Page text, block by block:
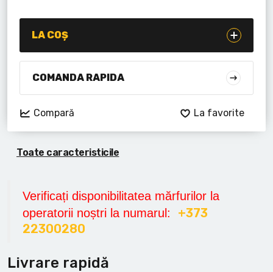
Seturi de scule cu acumulator
Acumulatoare si încărcătoare
Toate caracteristicile
Verificați disponibilitatea mărfurilor la
operatorii noștri la numarul: +373
22300280
Livrare rapidă
LA COȘ
COMANDA RAPIDA
Compară La favorite